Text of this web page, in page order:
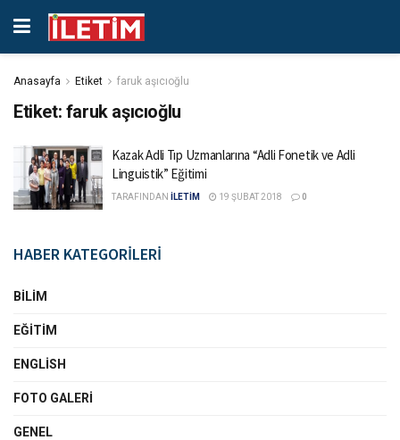
Anasayfa Etiket faruk aşıcıoğlu
Etiket: faruk aşıcıoğlu
Kazak Adli Tıp Uzmanlarına “Adli Fonetik ve Adli
Linguistik” Eğitimi
TARAFINDAN İLETİM 19 ŞUBAT 2018 0
HABER KATEGORİLERİ
BILIM
EĞITIM
ENGLISH
FOTO GALERI
GENEL